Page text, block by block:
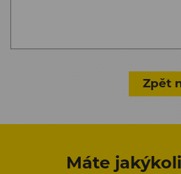
Zpět
Máte